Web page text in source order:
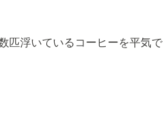
匹浮いているコーヒーを平気で